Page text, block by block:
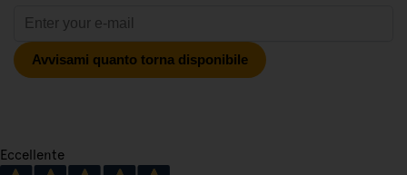
Avvisami quanto torna disponibile
Eccellente